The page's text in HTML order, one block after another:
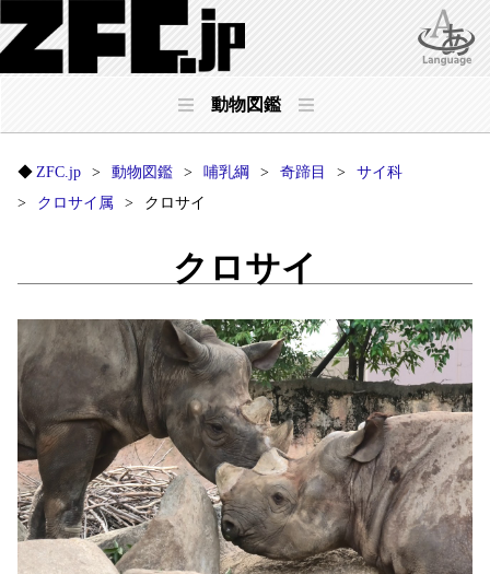
動物図鑑
ZFC.jp 動物図鑑 哺乳綱 奇蹄目
サイ科
クロサイ属
クロサイ
クロサイ